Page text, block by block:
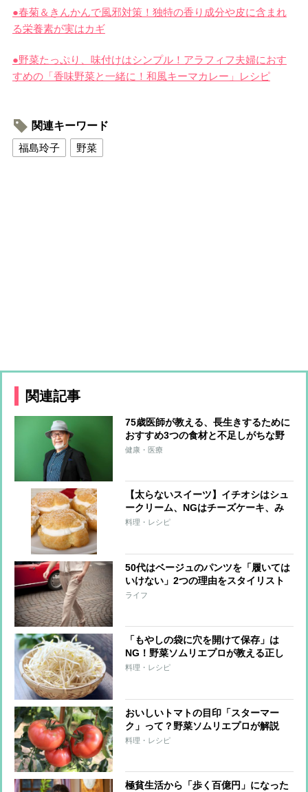
●春菊＆きんかんで風邪対策！独特の香り成分や皮に含まれ
る栄養素が実はカギ
●野菜たっぷり、味付けはシンプル！アラフィフ夫婦におす
すめの「香味野菜と一緒に！和風キーマカレー」レシピ
関連キーワード
福島玲子
野菜
関連記事
75歳医師が教える、長生きするために
おすすめ3つの食材と不足しがちな野
菜を手軽に食べる方法
健康・医療
【太らないスイーツ】イチオシはシュ
ークリーム、NGはチーズケーキ、み
たらし団子
料理・レシピ
50代はベージュのパンツを「履いては
いけない」2つの理由をスタイリスト
が解説
ライフ
「もやしの袋に穴を開けて保存」は
NG！野菜ソムリエプロが教える正し
い保存方法とは？
料理・レシピ
おいしいトマトの目印「スターマー
ク」って？野菜ソムリエプロが解説
料理・レシピ
極貧生活から「歩く百億円」になった